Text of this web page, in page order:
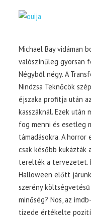
Michael Bay vidáman
valószínűleg gyorsan
Négyből négy. A
Nindzsa Teknőcök
éjszaka profitja után
kasszáknál. Ezek
fog menni és esetleg
támadásokra. A
csak később kukázták
terelték a tervezetet.
Halloween előtt
szerény
minőség? Nos, az
tizede értékelte